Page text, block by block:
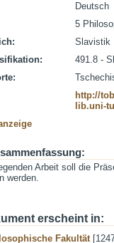
Deutsch
5
Slavistik
491.8 -
http://
lib.uni-
Arbeit soll die
werden.
erscheint in:
Fakultät